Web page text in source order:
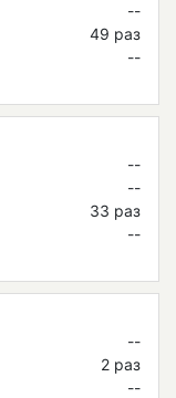
--
49 раз
--
--
--
33 раз
--
--
2 раз
--